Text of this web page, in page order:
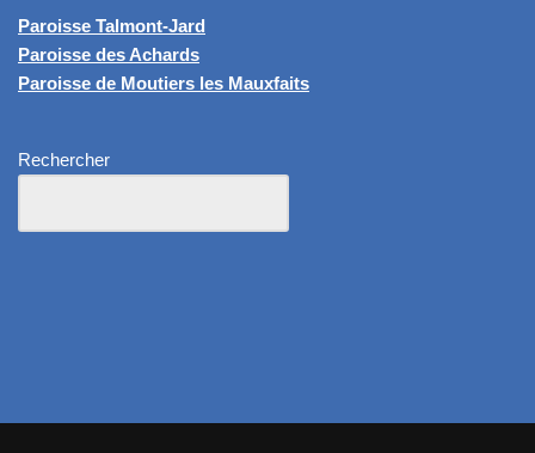
Paroisse Talmont-Jard
Paroisse des Achards
Paroisse de Moutiers les Mauxfaits
Rechercher